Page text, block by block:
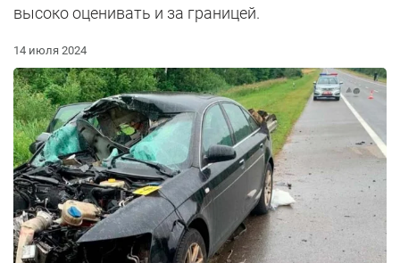
высоко оценивать и за границей.
14 июля 2024